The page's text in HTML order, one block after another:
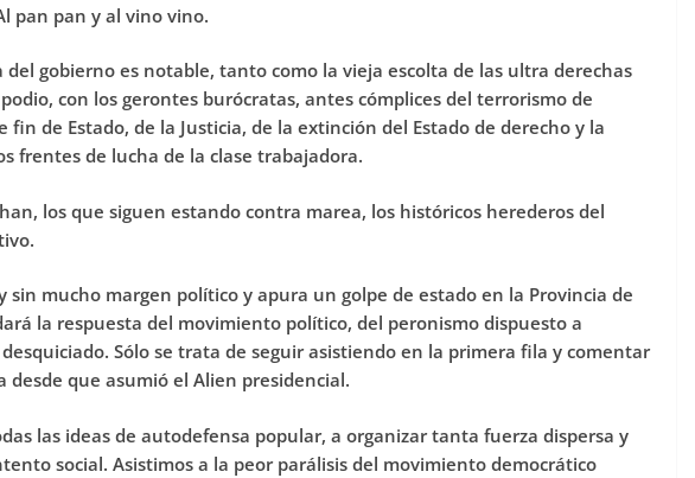
pan pan y al vino vino.
del gobierno es notable, tanto como la vieja escolta de las ultra derechas
con los gerontes burócratas, antes cómplices del terrorismo de
fin de Estado, de la Justicia, de la extinción del Estado de derecho y la
frentes de lucha de la clase trabajadora.
los que siguen estando contra marea, los históricos herederos del
sin mucho margen político y apura un golpe de estado en la Provincia de
la respuesta del movimiento político, del peronismo dispuesto a
Sólo se trata de seguir asistiendo en la primera fila y comentar
desde que asumió el Alien presidencial.
las ideas de autodefensa popular, a organizar tanta fuerza dispersa y
social. Asistimos a la peor parálisis del movimiento democrático